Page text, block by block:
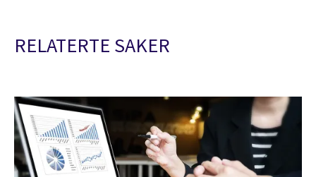
RELATERTE SAKER